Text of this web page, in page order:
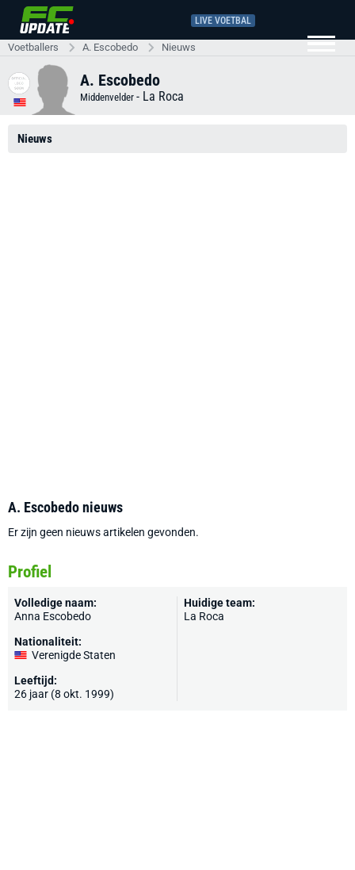
LIVE VOETBAL
Voetballers A. Escobedo Nieuws
A. Escobedo
Middenvelder - La Roca
Nieuws
A. Escobedo nieuws
Er zijn geen nieuws artikelen gevonden.
Profiel
Volledige naam:
Anna Escobedo
Nationaliteit:
Verenigde Staten
Leeftijd:
26 jaar (8 okt. 1999)
Huidige team:
La Roca